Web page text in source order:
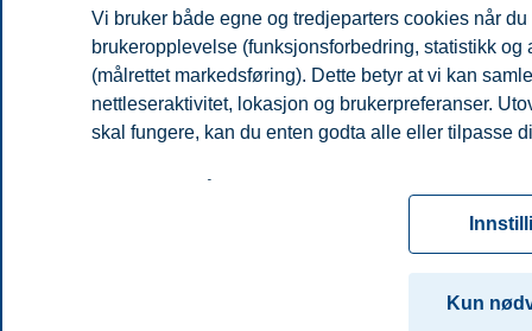
Vi bruker både egne og tredjeparters cookies når
brukeropplevelse (funksjonsforbedring, statistikk
(målrettet markedsføring). Dette betyr at vi kan
nettleseraktivitet, lokasjon og brukerpreferanser.
skal fungere, kan du enten godta alle eller tilpasse
for informasjonskapsler. Du kan når som helst
ved å klikke på «Cookies» nederst på nettsiden vår.
cookie-erklæring
Kun